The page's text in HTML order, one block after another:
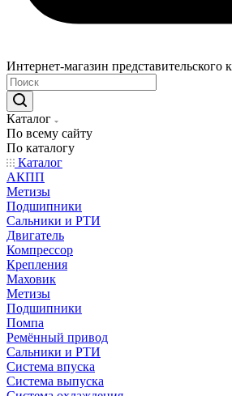
Интернет-магазин представительского
Каталог
По всему сайту
По каталогу
Каталог
АКПП
Метизы
Подшипники
Сальники и РТИ
Двигатель
Компрессор
Крепления
Маховик
Метизы
Подшипники
Помпа
Ремённый привод
Сальники и РТИ
Система впуска
Система выпуска